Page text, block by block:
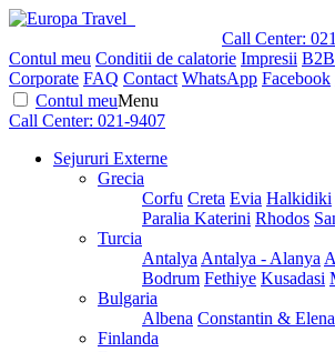
Call Center:
Contul meu Conditii de calatorie Impresii B2B
Corporate FAQ Contact WhatsApp Facebook
Contul meuMenu
Call Center: 021-9407
Sejururi Externe
Grecia
Corfu Creta Evia Halkidiki
Paralia Katerini Rhodos
Turcia
Antalya Antalya - Alanya
Bodrum Fethiye Kusadasi
Bulgaria
Albena Constantin & Elena
Finlanda